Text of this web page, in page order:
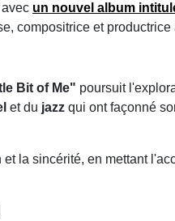
un nouvel album
compositrice et productrice
Bit of Me" poursuit
et du jazz qui ont façonné
la sincérité, en mettant